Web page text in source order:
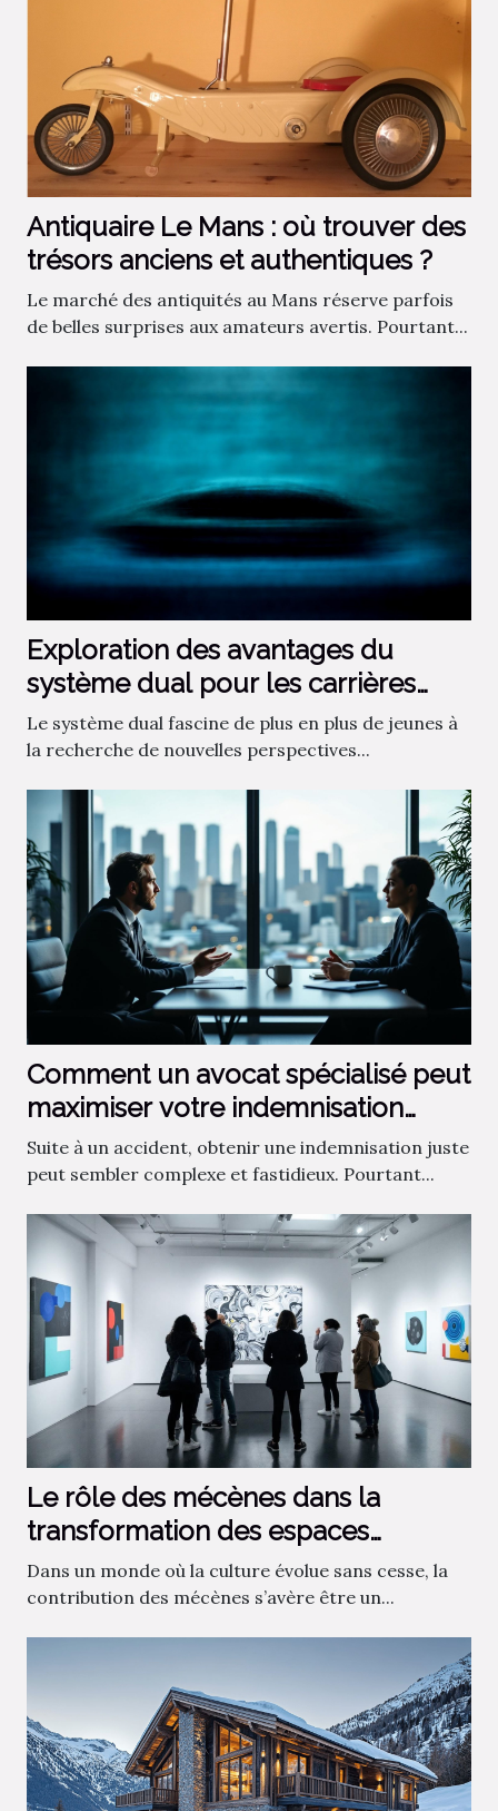
Antiquaire Le Mans : où trouver des
trésors anciens et authentiques ?
Le marché des antiquités au Mans réserve parfois
de belles surprises aux amateurs avertis. Pourtant...
Exploration des avantages du
système dual pour les carrières
futures
Le système dual fascine de plus en plus de jeunes à
la recherche de nouvelles perspectives...
Comment un avocat spécialisé peut
maximiser votre indemnisation
après un accident ?
Suite à un accident, obtenir une indemnisation juste
peut sembler complexe et fastidieux. Pourtant...
Le rôle des mécènes dans la
transformation des espaces
culturels
Dans un monde où la culture évolue sans cesse, la
contribution des mécènes s’avère être un...